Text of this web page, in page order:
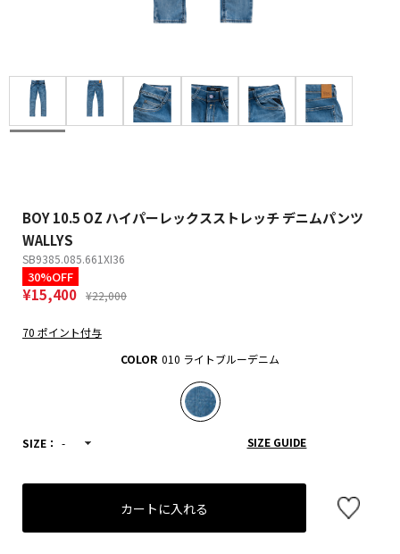
BOY 10.5 OZ ハイパーレックスストレッチ デニムパンツ
WALLYS
SB9385.085.661XI36
30%OFF
¥15,400 ¥22,000
70 ポイント付与
COLOR 010 ライトブルーデニム
SIZE： - SIZE GUIDE
カートに入れる